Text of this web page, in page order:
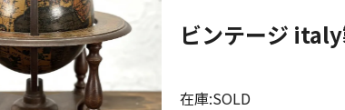
ビンテージ
在庫:SOLD